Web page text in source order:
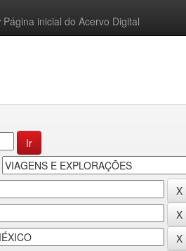
Página inicial do Acervo Digital